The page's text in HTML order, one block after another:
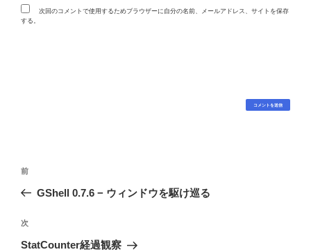
次回のコメントで使用するためブラウザーに自分の名前、メールアドレス、サイトを保存
する。
投
ビ
ゲ
過
去
投
稿
前
GShell 0.7.6 − ウィンドウを駆け巡る
次
の
次
StatCounter経過観察